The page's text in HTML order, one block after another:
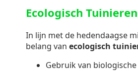
Ecologisch
In lijn met de hedendaagse
belang van ecologisch
Gebruik van